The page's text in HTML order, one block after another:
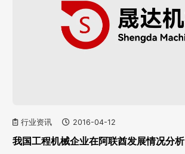
行业资讯 2016-04-12
我国工程机械企业在阿联酋发展情况分析